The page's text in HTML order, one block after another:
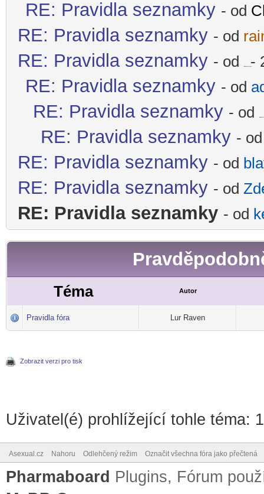
RE: Pravidla seznamky - od
RE: Pravidla seznamky - od
RE: Pravidla seznamky - od -diskusni-forum--
RE: Pravidla seznamky - od
RE: Pravidla seznamky - od -
RE: Pravidla seznamky -
RE: Pravidla seznamky - od
RE: Pravidla seznamky - od
RE: Pravidla seznamky - od
Téma Autor
Pravidla fóra Lur Raven
Zobrazit verzi pro tisk
Uživatel(é) prohlížející tohle téma:
Asexual.cz Nahoru Odlehčený režim Označit všechna fóra jako přečtená
Pharmaboard Plugins, Fórum